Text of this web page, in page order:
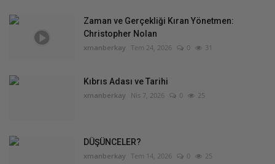
Zaman ve Gerçekliği Kıran Yönetmen:
Christopher Nolan
xmanberkay Tem 24, 2026 0 31
Kıbrıs Adası ve Tarihi
xmanberkay Nis 7, 2026 0 25
DÜŞÜNCELER?
xmanberkay Tem 14, 2026 0 25